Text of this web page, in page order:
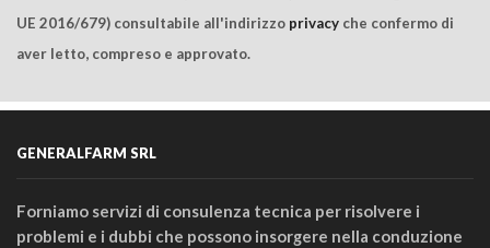
UE 2016/679) consultabile all'indirizzo privacy che confermo di
aver letto, compreso e approvato.
GENERALFARM SRL
Forniamo servizi di consulenza tecnica per risolvere i
problemi e i dubbi che possono insorgere nella conduzione